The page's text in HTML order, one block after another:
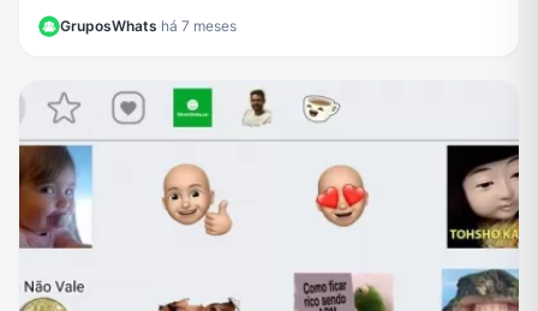
dados de links maliciosos e cobranças falsas.
GruposWhats·há 7 meses